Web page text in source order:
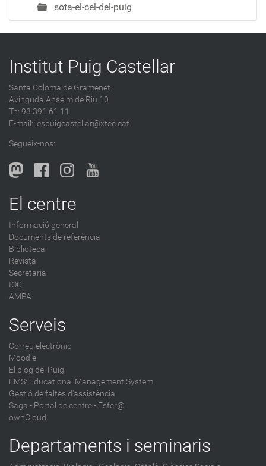
sota-el-cel-del-puig
Institut Puig Castellar
Santa Coloma de Gramenet
Avinguda Anselm de Riu 10
Tn: 93 391 61 11
E-mail: iespuigcastellar@xtec.cat
Segueix-nos:
El centre
Informació general
Documents de referència
Biblioteca
Revista
Secretaria
IOC
AMPA
Serveis
Correu electrònic
Moodle
El blog del Puig
EMS: Educational Management System
Gestió de faltes d'assistència
Saga - Portal de centre - Esfer@
ownCloud
Departaments i seminaris